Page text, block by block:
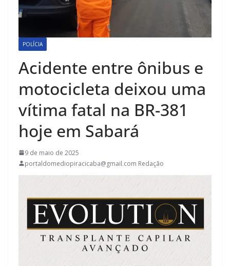
POLÍCIA
Acidente entre ônibus e
motocicleta deixou uma
vítima fatal na BR-381
hoje em Sabará
9 de maio de 2025
portaldomediopiracicaba@gmail.com Redação